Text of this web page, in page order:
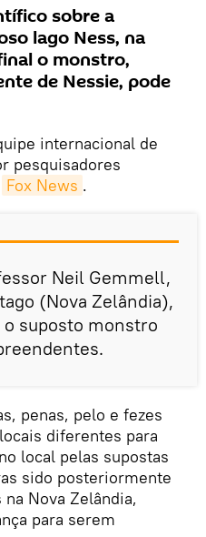
sobre a
lago Ness, na
o monstro,
de Nessie, pode
internacional de
pesquisadores
Fox News .
Neil Gemmell,
(Nova Zelândia),
suposto monstro
penas, pelo e fezes
diferentes para
local pelas supostas
sido posteriormente
Nova Zelândia,
para serem